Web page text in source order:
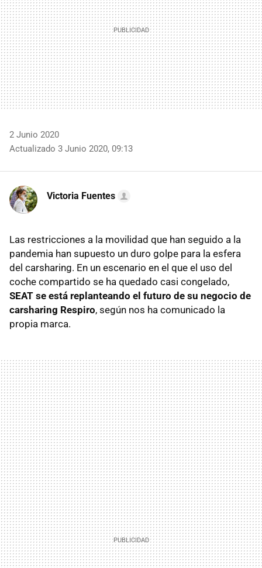
2 Junio 2020
Actualizado 3 Junio 2020, 09:13
Victoria Fuentes
Las restricciones a la movilidad que han seguido a la
pandemia han supuesto un duro golpe para la esfera
del carsharing. En un escenario en el que el uso del
coche compartido se ha quedado casi congelado,
SEAT se está replanteando el futuro de su negocio de
carsharing Respiro, según nos ha comunicado la
propia marca.